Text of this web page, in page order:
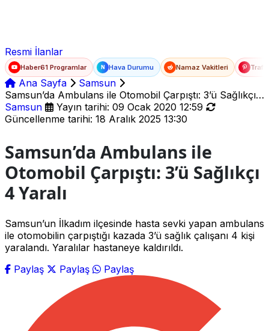
Resmi İlanlar
Haber61 Programlar N Hava Durumu Namaz Vakitleri
Ana Sayfa
Samsun
Samsun’da Ambulans ile Otomobil Çarpıştı: 3’ü Sağlıkçı
4 Yaralı
Samsun
Yayın tarihi: 09 Ocak 2020 12:59
Güncellenme tarihi: 18 Aralık 2025 13:30
Samsun’da Ambulans ile
Otomobil Çarpıştı: 3’ü Sağlıkçı
4 Yaralı
Samsun’un İlkadım ilçesinde hasta sevki yapan ambulans
ile otomobilin çarpıştığı kazada 3’ü sağlık çalışanı 4 kişi
yaralandı. Yaralılar hastaneye kaldırıldı.
Paylaş
Paylaş Paylaş